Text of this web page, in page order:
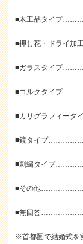
■木工品タイ
■押し花・ドライ加
■ガラスタイ
■コルクタイ
■カリグラフィ
■鏡タイプ
■刺繍タイプ
■その他
■無回答
※首都圏で結婚式を